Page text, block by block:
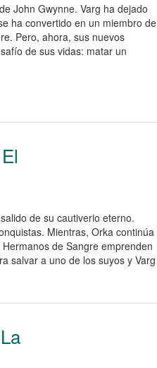
John Gwynne. Varg ha dejado
ha convertido en un miembro de
Pero, ahora, sus nuevos
de sus vidas: matar un
de su cautiverio eterno.
Mientras, Orka continúa
de Sangre emprenden
salvar a uno de los suyos y Varg